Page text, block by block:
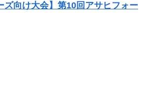
ズ向け大会】第10回アサヒフォー